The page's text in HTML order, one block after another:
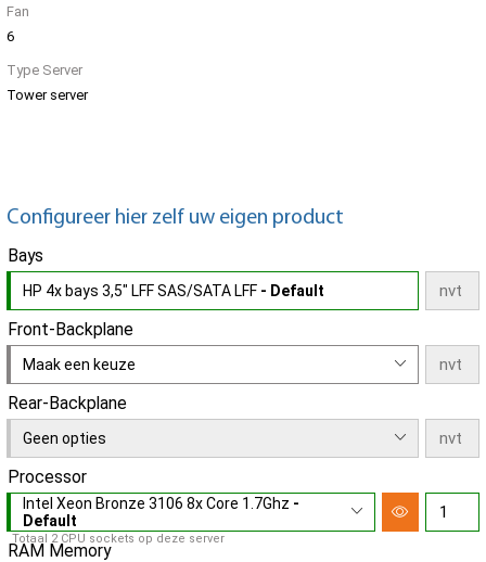
Fan
6
Type Server
Tower server
Configureer hier zelf uw eigen product
Bays
HP 4x bays 3,5" LFF SAS/SATA LFF - Default
Front-Backplane
Maak een keuze
Rear-Backplane
Geen opties
Processor
Intel Xeon Bronze 3106 8x Core 1.7Ghz -
Default
Totaal 2 CPU sockets op deze server
RAM Memory